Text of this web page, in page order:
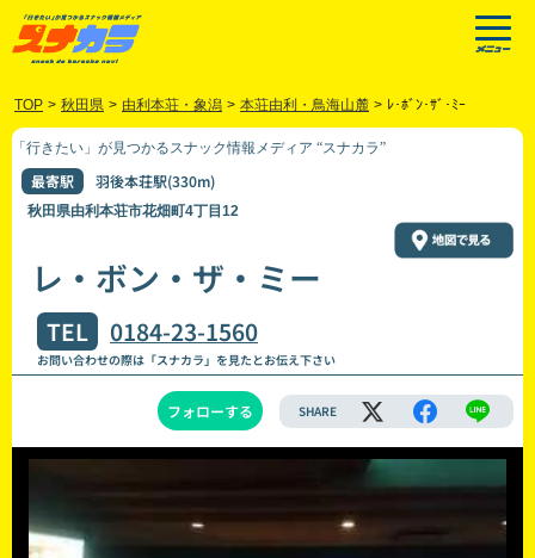
TOP > 秋田県 > 由利本荘・象潟 > 本荘由利・鳥海山麓 > ﾚ･ﾎﾞﾝ･ｻﾞ･ﾐｰ
「行きたい」が見つかるスナック情報メディア “スナカラ”
最寄駅 羽後本荘駅(330m)
秋田県由利本荘市花畑町4丁目12
レ・ボン・ザ・ミー
TEL 0184-23-1560
お問い合わせの際は「スナカラ」を見たとお伝え下さい
フォローする SHARE